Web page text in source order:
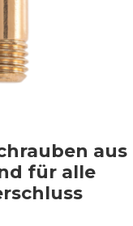
aus
für alle